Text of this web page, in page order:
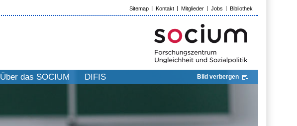
Sitemap Kontakt Mitglieder Jobs Bibliothek
Über das SOCIUM DIFIS Bild verbergen